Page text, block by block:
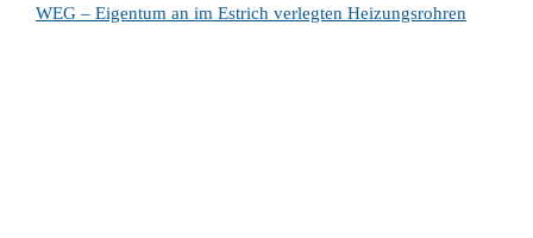
WEG – Eigentum an im Estrich verlegten Heizungsrohren